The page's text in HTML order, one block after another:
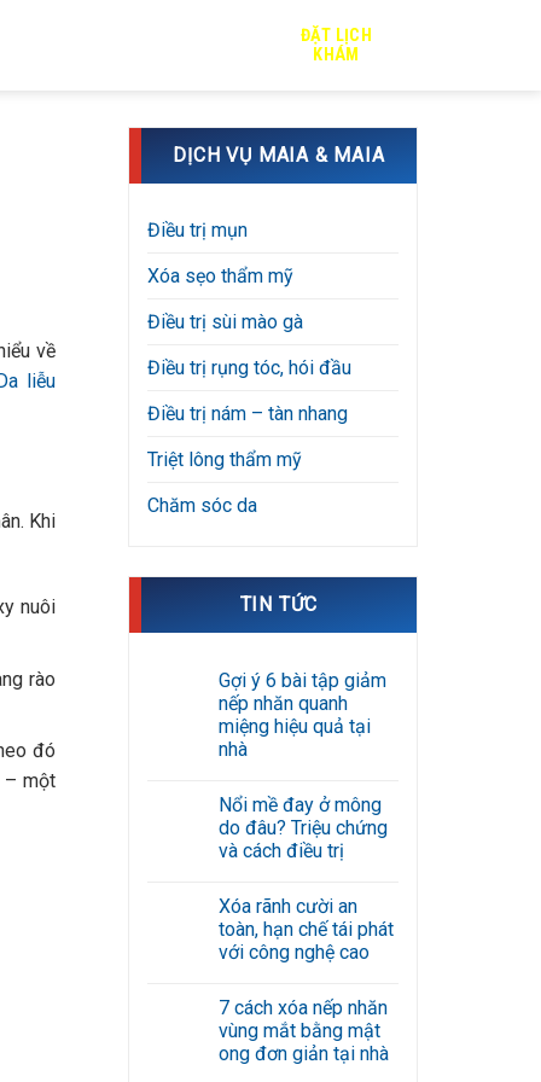
ĐẶT LỊCH
KHÁM
về
liễu
Khi
nuôi
rào
đó
– một
DỊCH VỤ MAIA & MAIA
Điều trị mụn
Xóa sẹo thẩm mỹ
Điều trị sùi mào gà
Điều trị rụng tóc, hói đầu
Điều trị nám – tàn nhang
Triệt lông thẩm mỹ
Chăm sóc da
TIN TỨC
Gợi ý 6 bài tập giảm
nếp nhăn quanh
miệng hiệu quả tại
nhà
bình
luận
ở
Gợi
bài
tập
giảm
nếp
nhăn
hiệu
quả
tại
nhà
Nổi mề đay ở mông
do đâu? Triệu chứng
và cách điều trị
bình
luận
ở
Nổi
ở
mông
do
đâu?
Triệu
Xóa rãnh cười an
toàn, hạn chế tái phát
với công nghệ cao
bình
luận
ở
Xóa
7 cách xóa nếp nhăn
vùng mắt bằng mật
ong đơn giản tại nhà